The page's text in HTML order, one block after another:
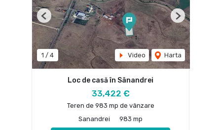
1 / 4 Video Harta
Previous Next
Loc de casă în Sânandrei
33,422 €
Teren de 983 mp de vânzare
Sanandrei
983 mp